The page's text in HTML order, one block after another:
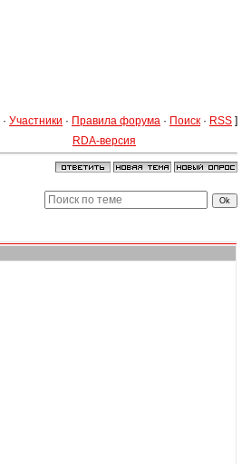
· Участники · Правила форума · Поиск · RSS ]
RDA-версия